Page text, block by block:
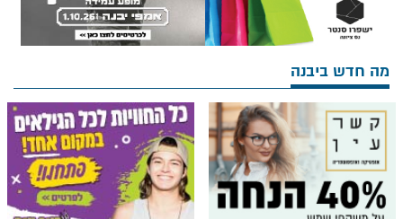
מה חדש ביבנה